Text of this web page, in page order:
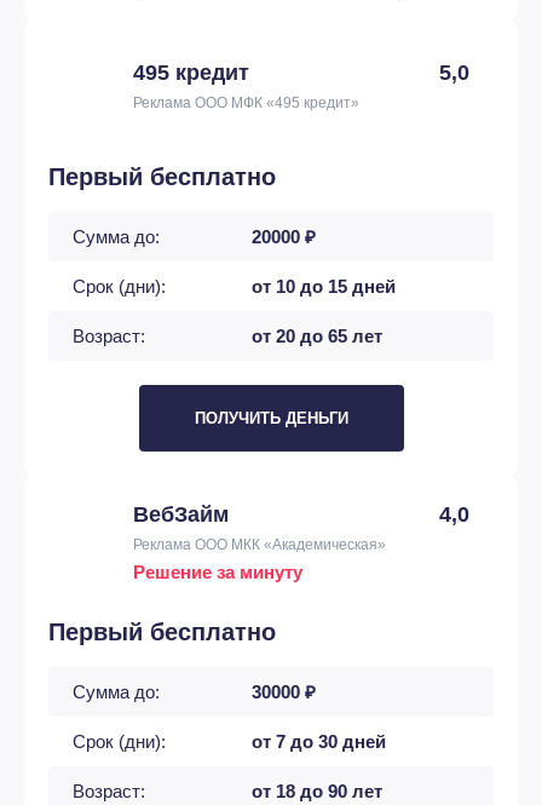
495 кредит 5,0
Реклама ООО МФК «495 кредит»
Первый бесплатно
Сумма до: 20000 ₽
Срок (дни): от 10 до 15 дней
Возраст: от 20 до 65 лет
ПОЛУЧИТЬ ДЕНЬГИ
ВебЗайм 4,0
Реклама ООО МКК «Академическая»
Решение за минуту
Первый бесплатно
Сумма до: 30000 ₽
Срок (дни): от 7 до 30 дней
Возраст: от 18 до 90 лет